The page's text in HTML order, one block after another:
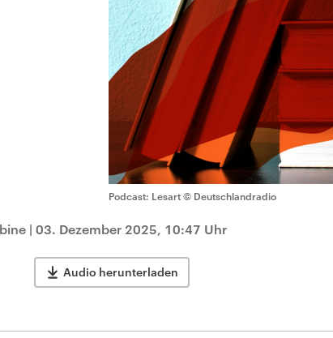
Podcast: Lesart © Deutschlandradio
| 03. Dezember 2025, 10:47 Uhr
Audio herunterladen